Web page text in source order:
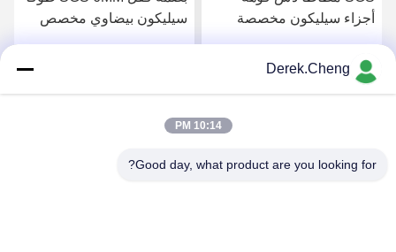
أجزاء سيليكون مخصصة
سيليكون بيضاوي مخصص
Derek.Cheng
10:14 PM
Good day, what product are you looking for?